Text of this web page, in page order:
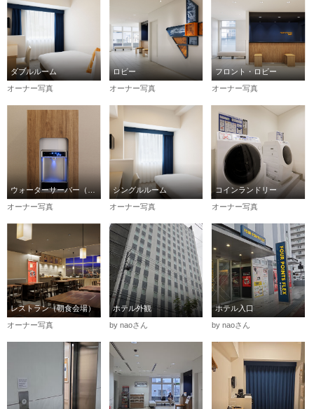
ダブルルーム
オーナー写真
ロビー
オーナー写真
フロント・ロビー
オーナー写真
オーナー写真
シングルルーム
オーナー写真
コインランドリー
オーナー写真
レストラン（朝食会場）
オーナー写真
ホテル外観
by naoさん
ホテル入口
by naoさん